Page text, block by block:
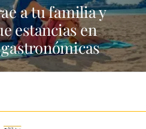
a tu familia y
estancias en